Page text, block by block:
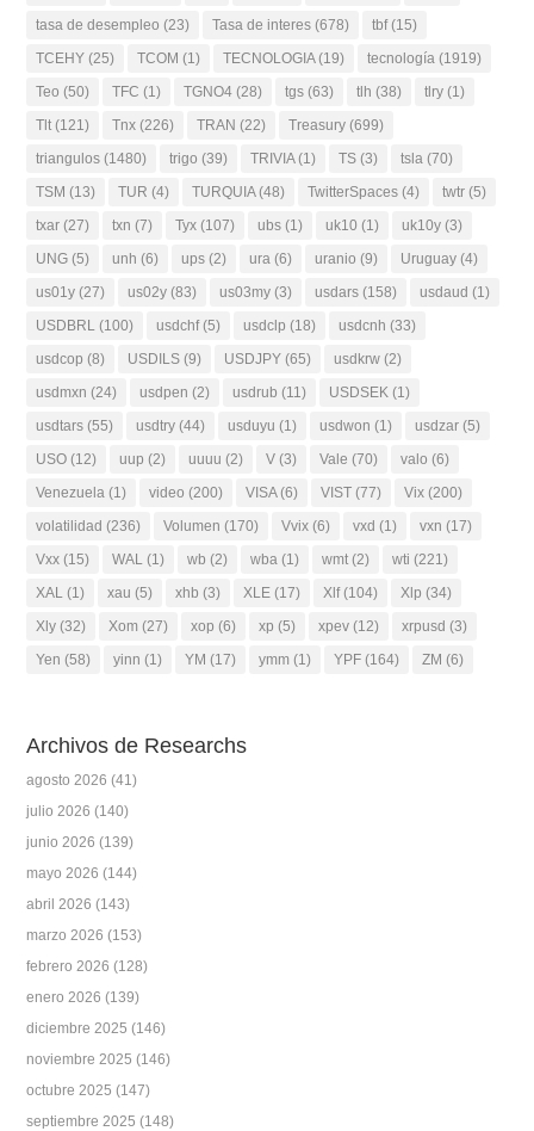
tasa de desempleo (23) Tasa de interes (678) tbf(15)
TCEHY (25) TCOM (1) TECNOLOGIA(19) tecnología (1919)
Teo (50) TFC (1) TGNO4 (28) tgs (63) tlh (38) tlry (1)
Tlt (121) Tnx (226) TRAN (22) Treasury (699)
triangulos (1480) trigo (39) TRIVIA(1) TS (3) tsla (70)
TSM (13) TUR (4) TURQUIA(48) TwitterSpaces (4) twtr (5)
txar (27) txn (7) Tyx (107) ubs (1) uk10 (1) uk10y (3)
UNG (5) unh (6) ups (2) ura (6) uranio (9) Uruguay (4)
us01y (27) us02y (83) us03my (3) usdars (158) usdaud (1)
USDBRL (100) usdchf(5) usdclp (18) usdcnh (33)
usdcop (8) USDILS (9) USDJPY (65) usdkrw (2)
usdmxn (24) usdpen (2) usdrub (11) USDSEK (1)
usdtars (55) usdtry (44) usduyu (1) usdwon (1) usdzar (5)
USO (12) uup (2) uuuu (2) V (3) Vale (70) valo (6)
Venezuela (1) video (200) VISA(6) VIST (77) Vix (200)
volatilidad (236) Volumen (170) Vvix (6) vxd (1) vxn (17)
Vxx (15) WAL (1) wb (2) wba (1) wmt (2) wti (221)
XAL (1) xau (5) xhb (3) XLE (17) Xlf(104) Xlp (34)
Xly (32) Xom (27) xop (6) xp (5) xpev (12) xrpusd (3)
Yen (58) yinn (1) YM (17) ymm (1) YPF (164) ZM (6)
Archivos de Researchs
agosto 2026 (41)
julio 2026 (140)
junio 2026 (139)
mayo 2026 (144)
abril 2026 (143)
marzo 2026 (153)
febrero 2026 (128)
enero 2026 (139)
diciembre 2025 (146)
noviembre 2025 (146)
octubre 2025 (147)
septiembre 2025 (148)